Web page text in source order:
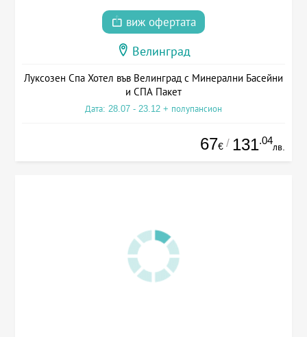
виж офертата
Велинград
Луксозен Спа Хотел във Велинград с Минерални Басейни
и СПА Пакет
Дата: 28.07 - 23.12 + полупансион
67€ / 131.04
лв.